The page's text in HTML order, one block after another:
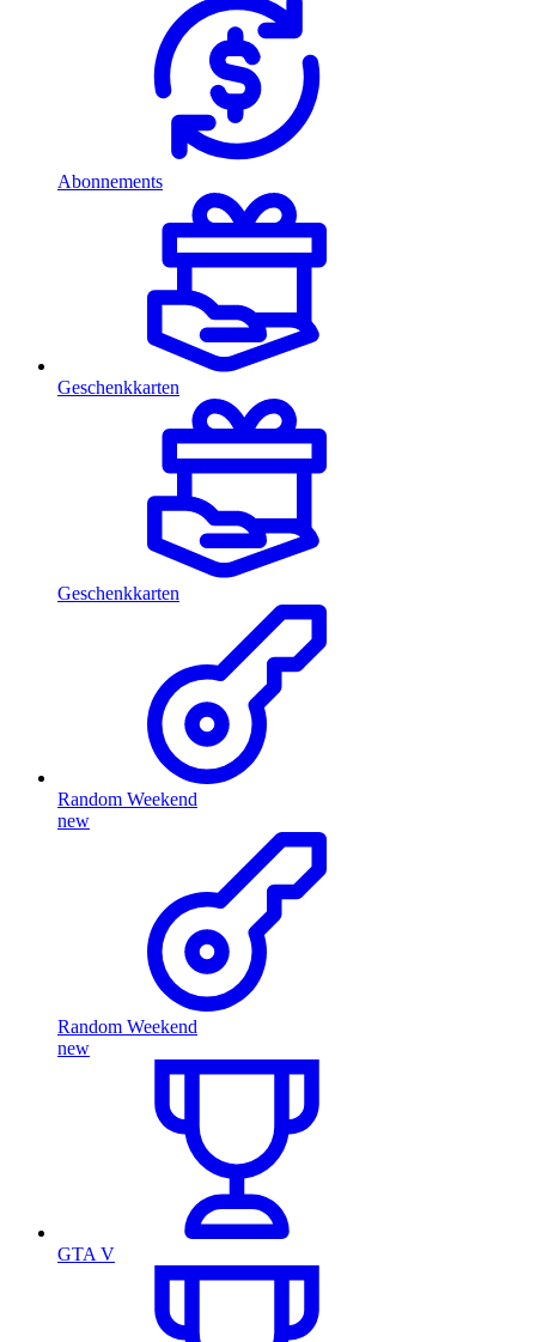
Abonnements
Geschenkkarten
Geschenkkarten
Random Weekend
new
Random Weekend
new
GTA V